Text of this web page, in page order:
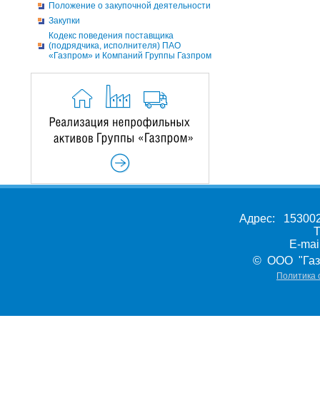
Положение о закупочной деятельности
Закупки
Кодекс поведения поставщика
(подрядчика, исполнителя) ПАО
«Газпром» и Компаний Группы Газпром
Адрес:
E-
© ООО
Политика